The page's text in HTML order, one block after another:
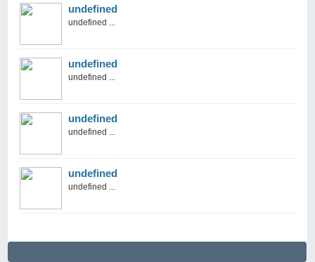
undefined
undefined ...
undefined
undefined ...
undefined
undefined ...
undefined
undefined ...